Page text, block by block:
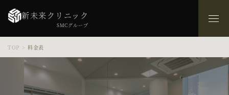
新未来クリニック
SMCグループ
TOP > 料金表